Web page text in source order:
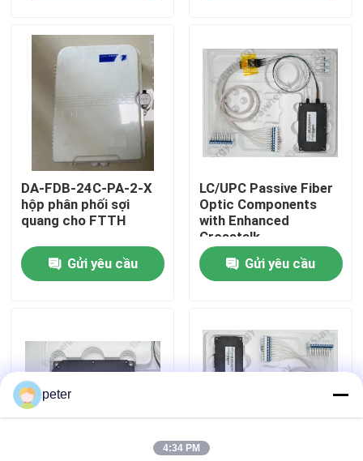
Sản phẩm
Video
Về chúng tôi
Tham quan nhà máy
Kiểm soát chất lượng
Tin tức
Tất cả các trường hợp
DA-FDB-24C-PA-2-X
hộp phân phối sợi
quang cho FTTH
Gửi yêu cầu
LC/UPC Passive Fiber
Optic Components
with Enhanced
Crosstalk
Gửi yêu cầu
peter
4:34 PM